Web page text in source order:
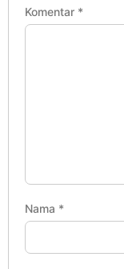
Komentar *
Nama *